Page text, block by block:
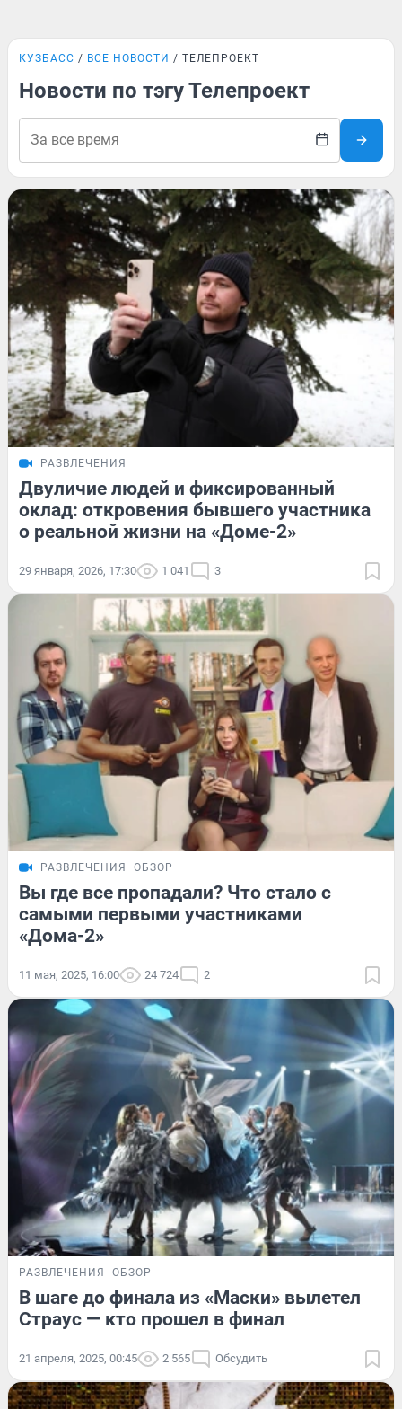
КУЗБАСС ВСЕ НОВОСТИ ТЕЛЕПРОЕКТ
Новости по тэгу Телепроект
РАЗВЛЕЧЕНИЯ
Двуличие людей и фиксированный
оклад: откровения бывшего участника
о реальной жизни на «Доме-2»
29 января, 2026, 17:30 1 041 3
РАЗВЛЕЧЕНИЯ ОБЗОР
Вы где все пропадали? Что стало с
самыми первыми участниками
«Дома-2»
11 мая, 2025, 16:00 24 724 2
РАЗВЛЕЧЕНИЯ ОБЗОР
В шаге до финала из «Маски» вылетел
Страус — кто прошел в финал
21 апреля, 2025, 00:45 2 565 Обсудить